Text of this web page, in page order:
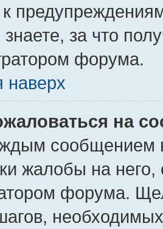
к
за что
форума.
наверх
на
сообщением
жалобы на
форума.